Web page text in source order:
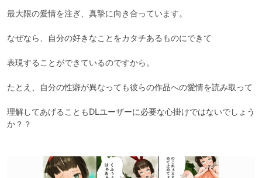
最大限の愛情を注ぎ、真摯に向き合っています。
なぜなら、自分の好きなことをカタチあるものにできて
表現することができているのですから。
たとえ、自分の性癖が異なっても彼らの作品への愛情を読み取って
理解してあげることもDLユーザーに必要な心掛けではないでしょう
か？？